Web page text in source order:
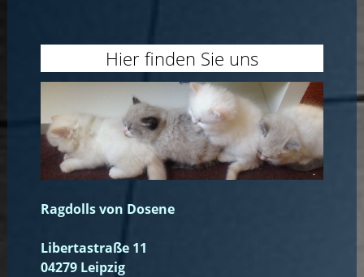
Hier finden Sie uns
Ragdolls von Dosene
Libertastraße 11
04279 Leipzig